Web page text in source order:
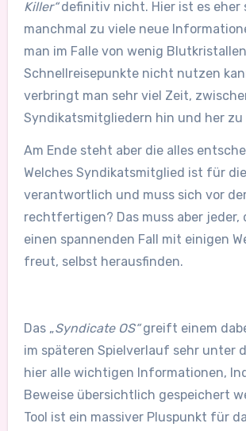
Killer“definitiv nicht. Hier ist es eher
manchmal zu viele neue
man im Falle von wenig
Schnellreisepunkte nicht nutzen
verbringt man sehr viel Zeit,
Syndikatsmitgliedern hin und her zu
Am Ende steht aber die alles
Welches Syndikatsmitglied ist für
verantwortlich und muss sich vor
rechtfertigen? Das muss aber jeder,
einen spannenden Fall mit einigen
freut, selbst herausfinden.
Das „Syndicate OS“greift einem
im späteren Spielverlauf sehr unter
hier alle wichtigen Informationen,
Beweise übersichtlich gespeichert
Tool ist ein massiver Pluspunkt für